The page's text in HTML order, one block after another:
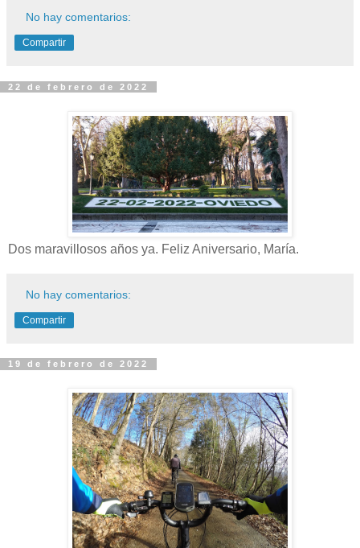
No hay comentarios:
Compartir
22 de febrero de 2022
Dos maravillosos años ya. Feliz Aniversario, María.
No hay comentarios:
Compartir
19 de febrero de 2022